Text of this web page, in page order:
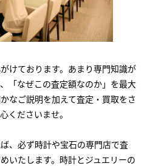
けております。あまり専門知識が
「なぜこの査定額なのか」を最大
なご説明を加えて査定・買取をさ
くださいませ。
、必ず時計や宝石の専門店で査
いたします。時計とジュエリーの